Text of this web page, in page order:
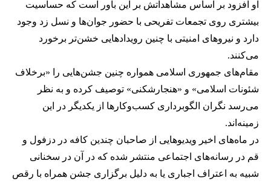
او افزود بر اساس مشاهداتش بر این باور است که حساسیت
بیشتری روی تجمعات تفریحی با حضور جوان‌ها و نسل زد وجود
دارد و نیروهای امنیتی با چنین رویدادهایی خشن‌تر برخورد
می‌کنند.
مقام‌های جمهوری اسلامی همواره چنین جشن‌هایی را «برخلاف
شئونات اسلامی» و «هنجارشکنی» توصیف کرده و به نظر
می‌رسد نگران الگوبرداری کسب‌وکارها از یکدیگر در این
زمینه‌اند.
در ماه‌های اخیر ویدیوهایی از صاحبان چندین کافه در دزفول و
قم در رسانه‌های اجتماعی منتشر شده که در آن در سخنانی
شبیه به اعتراف اجباری یا به دلیل برگزاری جشن همراه با رقص